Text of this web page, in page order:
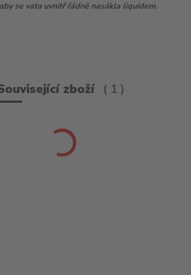
se vata uvnitř řádně nasákla liquidem.
zboží 1